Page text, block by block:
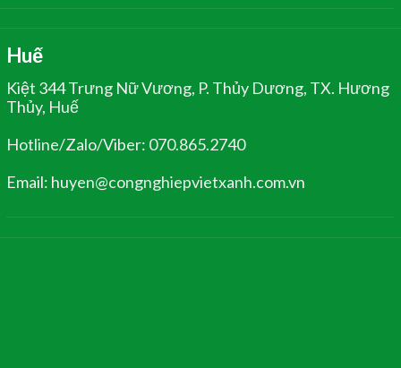
Huế
Kiệt 344 Trưng Nữ Vương, P. Thủy Dương, TX. Hương
Thủy, Huế
Hotline/Zalo/Viber: 070.865.2740
Email: huyen@congnghiepvietxanh.com.vn